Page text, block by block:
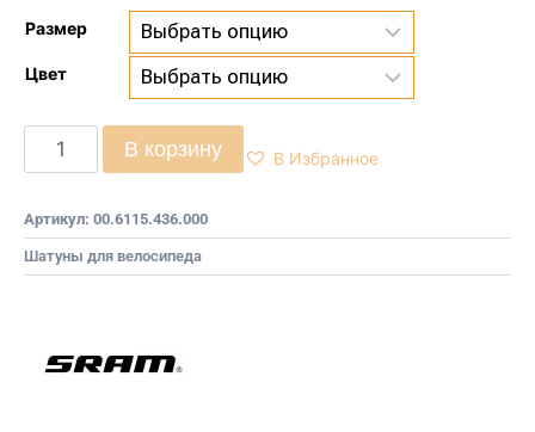
Размер
Цвет
В корзину В Избранное
Артикул: 00.6115.436.000
Шатуны для велосипеда